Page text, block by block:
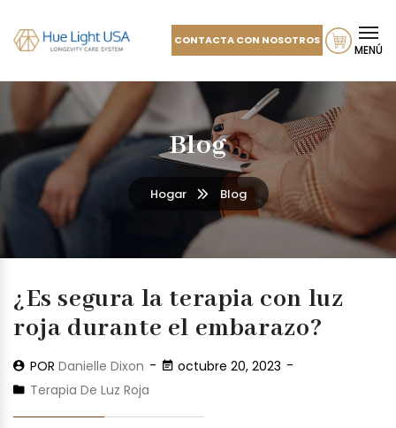
CONTACTA CON NOSOTROS
MENÚ
Blog
Hogar Blog
¿Es segura la terapia con luz
roja durante el embarazo?
POR Danielle Dixon
octubre 20, 2023
Terapia De Luz Roja